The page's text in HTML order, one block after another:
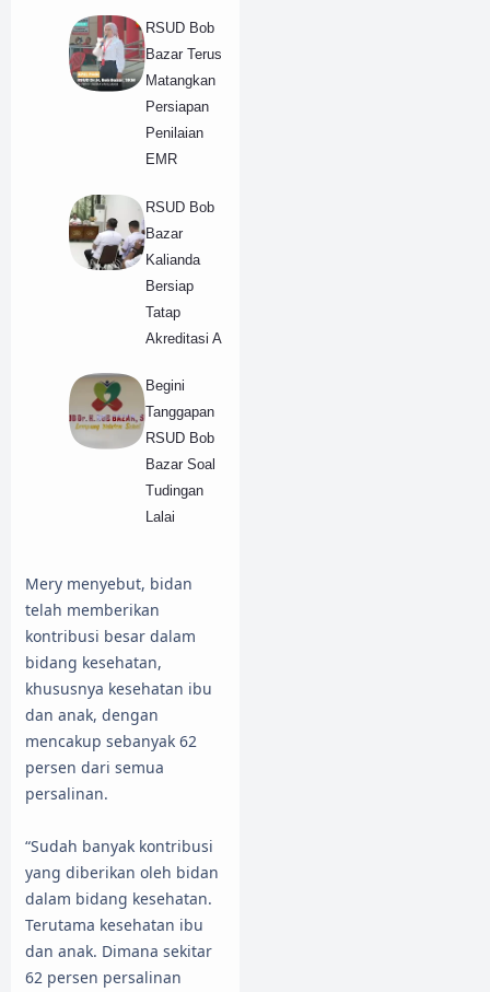
RSUD Bob
Bazar Terus
Matangkan
Persiapan
Penilaian
EMR
RSUD Bob
Bazar
Kalianda
Bersiap
Tatap
Akreditasi A
Begini
Tanggapan
RSUD Bob
Bazar Soal
Tudingan
Lalai
Mery menyebut, bidan
telah memberikan
kontribusi besar dalam
bidang kesehatan,
khususnya kesehatan ibu
dan anak, dengan
mencakup sebanyak 62
persen dari semua
persalinan.
“Sudah banyak kontribusi
yang diberikan oleh bidan
dalam bidang kesehatan.
Terutama kesehatan ibu
dan anak. Dimana sekitar
62 persen persalinan